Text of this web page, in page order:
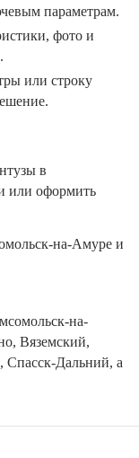
параметрам.
фото и
или строку
в
или оформить
на-Амуре и
на-
Вяземский,
Спасск-Дальний, а